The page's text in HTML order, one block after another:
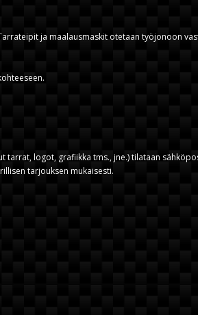
ja maalausmaskit otetaan työjonoon
logot, grafiikka tms., jne.) tilataan
tarjouksen mukaisesti.